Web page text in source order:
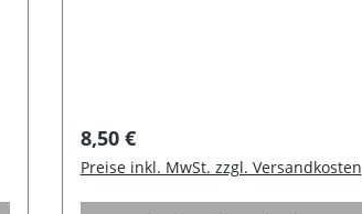
Regulärer Preis:
8,50 €
Preise inkl. MwSt. zzgl. Versandkosten